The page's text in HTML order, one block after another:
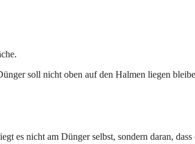
soll nicht oben auf den Halmen liegen
es nicht am Dünger selbst, sondern daran,